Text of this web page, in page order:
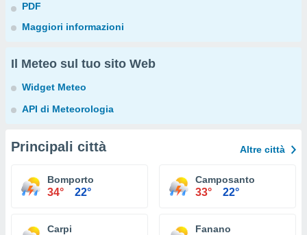
PDF
Maggiori informazioni
Il Meteo sul tuo sito Web
Widget Meteo
API di Meteorologia
Principali città Altre città
Bomporto
34° 22°
Camposanto
33° 22°
Carpi Fanano